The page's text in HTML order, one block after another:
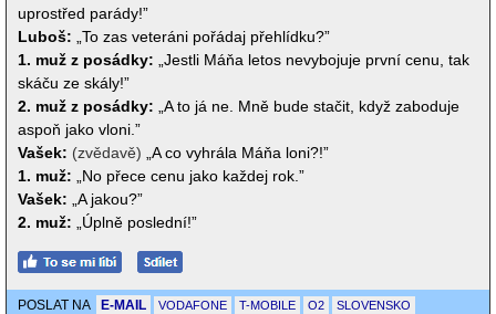
uprostřed parády!”
Luboš:
„To zas veteráni pořádaj přehlídku?”
1. muž z posádky:
„Jestli Máňa letos nevybojuje první cenu, tak
skáču ze skály!”
2. muž z posádky:
„A to já ne. Mně bude stačit, když zaboduje
aspoň jako vloni.”
Vašek: (zvědavě)
„A co vyhrála Máňa loni?!”
1. muž:
„No přece cenu jako každej rok.”
Vašek:
„A jakou?”
2. muž:
„Úplně poslední!”
POSLAT NA E-MAIL VODAFONE T-MOBILE O2 SLOVENSKO